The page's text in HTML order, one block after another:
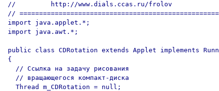
//         http://www.dials.ccas.ru/frolov
//
import java.applet.*;
import java.awt.*;
public class CDRotation extends Applet implements
{
  // Ссылка на задачу рисования
  // вращающегося компакт-диска
  Thread m_CDRotation = null;